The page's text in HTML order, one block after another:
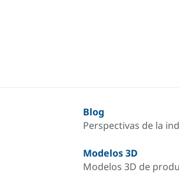
Blog
Perspectivas de la
Modelos 3D
Modelos 3D de